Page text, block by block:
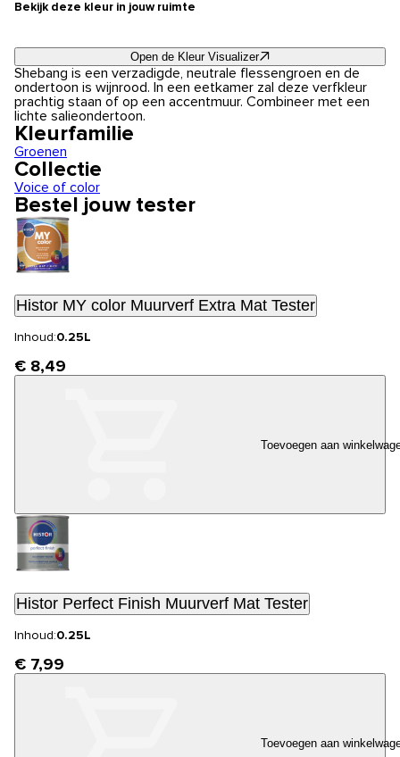
Bekijk deze kleur in jouw ruimte
Open de Kleur Visualizer
Shebang is een verzadigde, neutrale flessengroen en de
ondertoon is wijnrood. In een eetkamer zal deze verfkleur
prachtig staan of op een accentmuur. Combineer met een
lichte salieondertoon.
Kleurfamilie
Groenen
Collectie
Voice of color
Bestel jouw tester
Histor MY color Muurverf Extra Mat Tester
Inhoud:0.25L
€ 8,49
Toevoegen aan
Histor Perfect Finish Muurverf Mat Tester
Inhoud:0.25L
€ 7,99
Toevoegen aan